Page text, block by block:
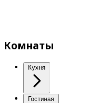
Комнаты
Кухня
Гостиная